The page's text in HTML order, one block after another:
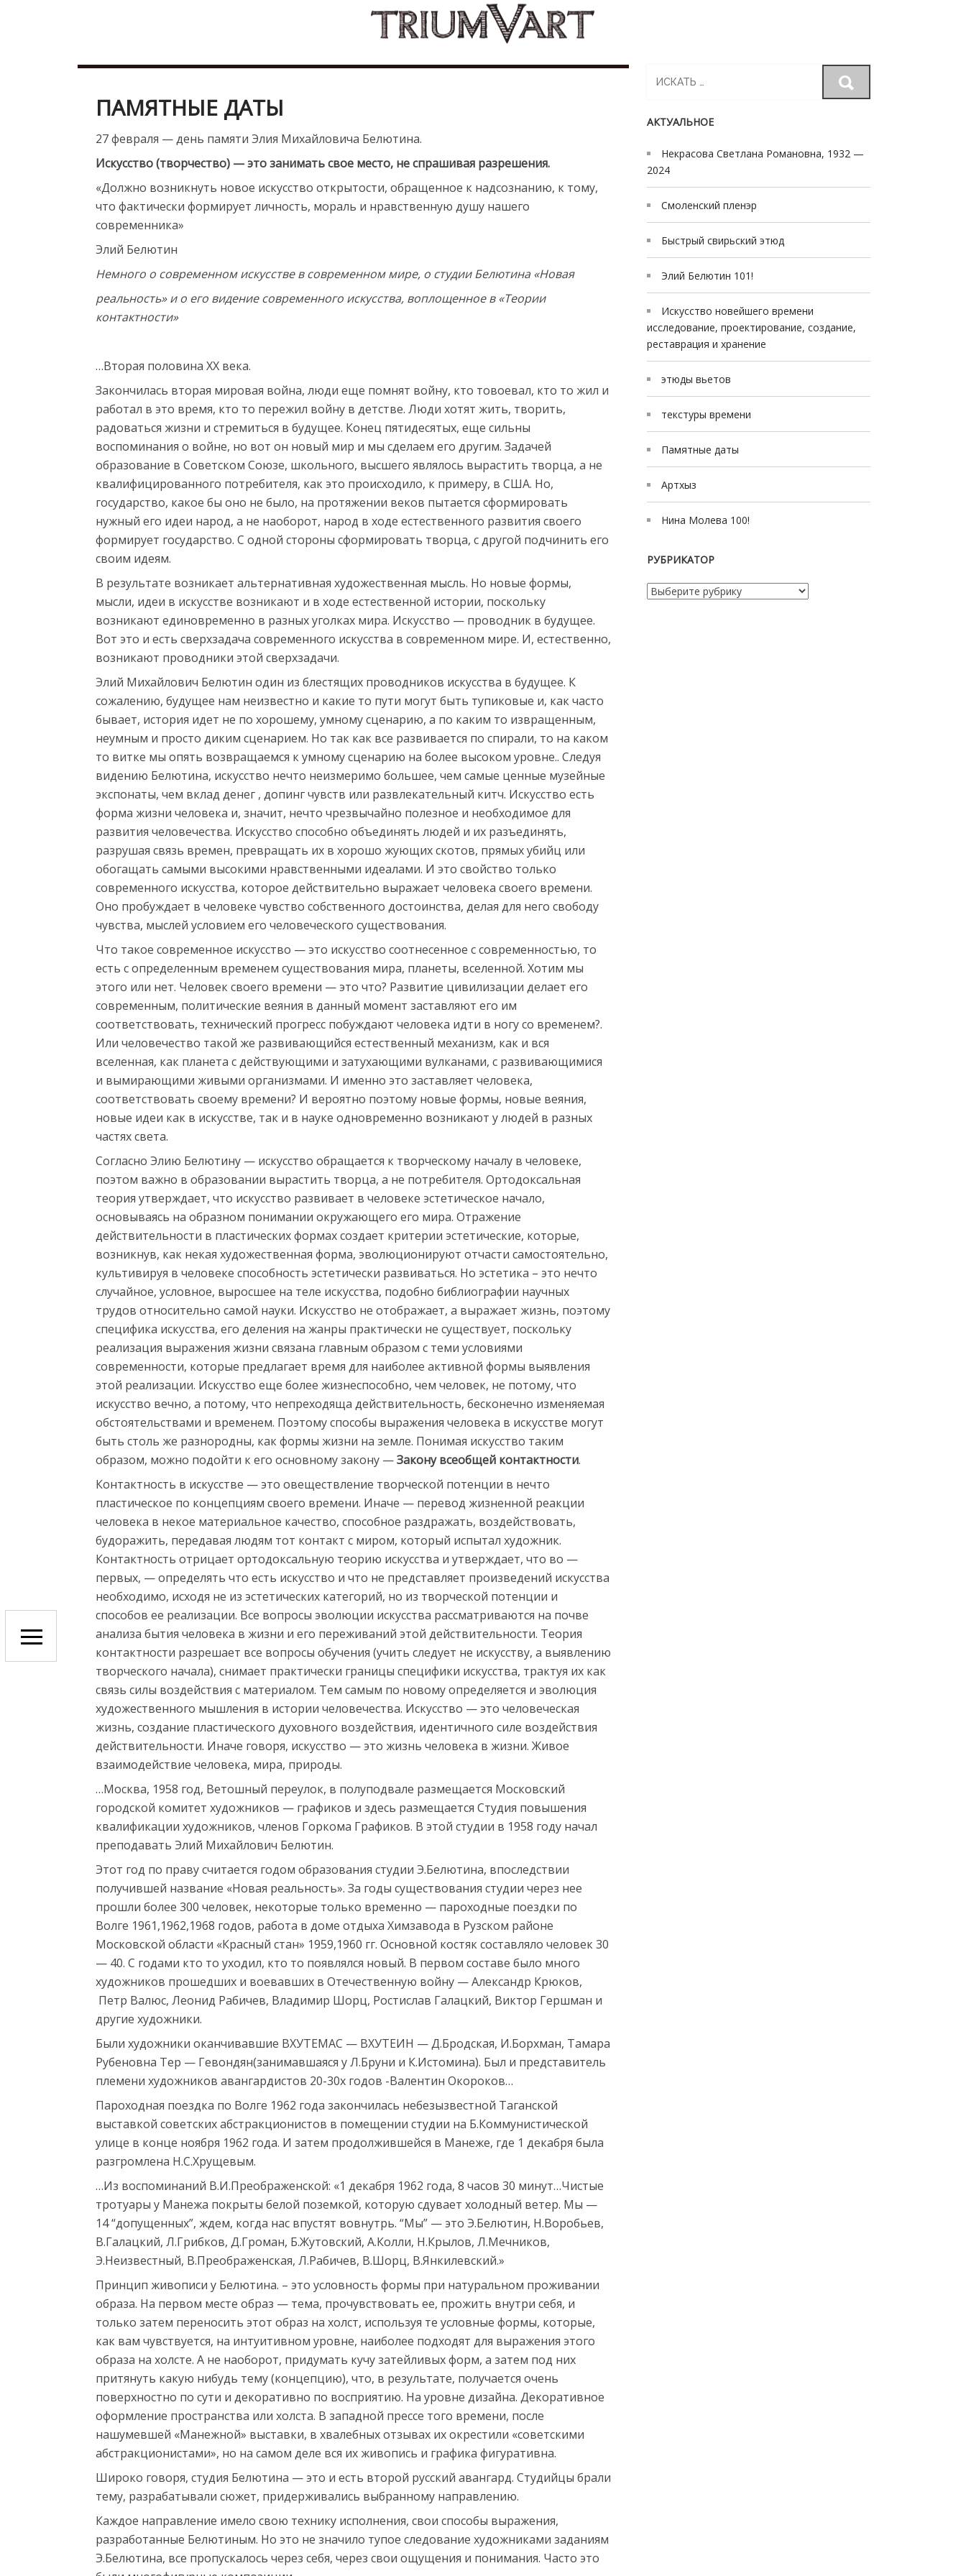
ПАМЯТНЫЕ ДАТЫ
27 февраля — день памяти Элия Михайловича Белютина.
Искусство (творчество) — это занимать свое место, не спрашивая разрешения.
«Должно возникнуть новое искусство открытости, обращенное к надсознанию, к тому,
что фактически формирует личность, мораль и нравственную душу нашего
современника»
Элий Белютин
Немного о современном искусстве в современном мире, о студии Белютина «Новая
реальность» и о его видение современного искусства, воплощенное в «Теории
контактности»
…Вторая половина ХХ века.
Закончилась вторая мировая война, люди еще помнят войну, кто товоевал, кто то жил и
работал в это время, кто то пережил войну в детстве. Люди хотят жить, творить,
радоваться жизни и стремиться в будущее. Конец пятидесятых, еще сильны
воспоминания о войне, но вот он новый мир и мы сделаем его другим. Задачей
образование в Советском Союзе, школьного, высшего являлось вырастить творца, а не
квалифицированного потребителя, как это происходило, к примеру, в США. Но,
государство, какое бы оно не было, на протяжении веков пытается сформировать
нужный его идеи народ, а не наоборот, народ в ходе естественного развития своего
формирует государство. С одной стороны сформировать творца, с другой подчинить его
своим идеям.
В результате возникает альтернативная художественная мысль. Но новые формы,
мысли, идеи в искусстве возникают и в ходе естественной истории, поскольку
возникают единовременно в разных уголках мира. Искусство — проводник в будущее.
Вот это и есть сверхзадача современного искусства в современном мире. И, естественно,
возникают проводники этой сверхзадачи.
Элий Михайлович Белютин один из блестящих проводников искусства в будущее. К
сожалению, будущее нам неизвестно и какие то пути могут быть тупиковые и, как часто
бывает, история идет не по хорошему, умному сценарию, а по каким то извращенным,
неумным и просто диким сценарием. Но так как все развивается по спирали, то на каком
то витке мы опять возвращаемся к умному сценарию на более высоком уровне.. Следуя
видению Белютина, искусство нечто неизмеримо большее, чем самые ценные музейные
экспонаты, чем вклад денег , допинг чувств или развлекательный китч. Искусство есть
форма жизни человека и, значит, нечто чрезвычайно полезное и необходимое для
развития человечества. Искусство способно объединять людей и их разъединять,
разрушая связь времен, превращать их в хорошо жующих скотов, прямых убийц или
обогащать самыми высокими нравственными идеалами. И это свойство только
современного искусства, которое действительно выражает человека своего времени.
Оно пробуждает в человеке чувство собственного достоинства, делая для него свободу
чувства, мыслей условием его человеческого существования.
Что такое современное искусство — это искусство соотнесенное с современностью, то
есть с определенным временем существования мира, планеты, вселенной. Хотим мы
этого или нет. Человек своего времени — это что? Развитие цивилизации делает его
современным, политические веяния в данный момент заставляют его им
соответствовать, технический прогресс побуждают человека идти в ногу со временем?.
Или человечество такой же развивающийся естественный механизм, как и вся
вселенная, как планета с действующими и затухающими вулканами, с развивающимися
и вымирающими живыми организмами. И именно это заставляет человека,
соответствовать своему времени? И вероятно поэтому новые формы, новые веяния,
новые идеи как в искусстве, так и в науке одновременно возникают у людей в разных
частях света.
Согласно Элию Белютину — искусство обращается к творческому началу в человеке,
поэтом важно в образовании вырастить творца, а не потребителя. Ортодоксальная
теория утверждает, что искусство развивает в человеке эстетическое начало,
основываясь на образном понимании окружающего его мира. Отражение
действительности в пластических формах создает критерии эстетические, которые,
возникнув, как некая художественная форма, эволюционируют отчасти самостоятельно,
культивируя в человеке способность эстетически развиваться. Но эстетика – это нечто
случайное, условное, выросшее на теле искусства, подобно библиографии научных
трудов относительно самой науки. Искусство не отображает, а выражает жизнь, поэтому
специфика искусства, его деления на жанры практически не существует, поскольку
реализация выражения жизни связана главным образом с теми условиями
современности, которые предлагает время для наиболее активной формы выявления
этой реализации. Искусство еще более жизнеспособно, чем человек, не потому, что
искусство вечно, а потому, что непреходяща действительность, бесконечно изменяемая
обстоятельствами и временем. Поэтому способы выражения человека в искусстве могут
быть столь же разнородны, как формы жизни на земле. Понимая искусство таким
образом, можно подойти к его основному закону —Закону всеобщей контактности.
Контактность в искусстве — это овеществление творческой потенции в нечто
пластическое по концепциям своего времени. Иначе — перевод жизненной реакции
человека в некое материальное качество, способное раздражать, воздействовать,
будоражить, передавая людям тот контакт с миром, который испытал художник.
Контактность отрицает ортодоксальную теорию искусства и утверждает, что во —
первых, — определять что есть искусство и что не представляет произведений искусства
необходимо, исходя не из эстетических категорий, но из творческой потенции и
способов ее реализации. Все вопросы эволюции искусства рассматриваются на почве
анализа бытия человека в жизни и его переживаний этой действительности. Теория
контактности разрешает все вопросы обучения (учить следует не искусству, а выявлению
творческого начала), снимает практически границы специфики искусства, трактуя их как
связь силы воздействия с материалом. Тем самым по новому определяется и эволюция
художественного мышления в истории человечества. Искусство — это человеческая
жизнь, создание пластического духовного воздействия, идентичного силе воздействия
действительности. Иначе говоря, искусство — это жизнь человека в жизни. Живое
взаимодействие человека, мира, природы.
…Москва, 1958 год, Ветошный переулок, в полуподвале размещается Московский
городской комитет художников — графиков и здесь размещается Студия повышения
квалификации художников, членов Горкома Графиков. В этой студии в 1958 году начал
преподавать Элий Михайлович Белютин.
Этот год по праву считается годом образования студии Э.Белютина, впоследствии
получившей название «Новая реальность». За годы существования студии через нее
прошли более 300 человек, некоторые только временно — пароходные поездки по
Волге 1961,1962,1968 годов, работа в доме отдыха Химзавода в Рузском районе
Московской области «Красный стан» 1959,1960 гг. Основной костяк составляло человек 30
— 40. С годами кто то уходил, кто то появлялся новый. В первом составе было много
художников прошедших и воевавших в Отечественную войну — Александр Крюков,
Петр Валюс, Леонид Рабичев, Владимир Шорц, Ростислав Галацкий, Виктор Гершман и
другие художники.
Были художники оканчивавшие ВХУТЕМАС — ВХУТЕИН — Д.Бродская, И.Борхман, Тамара
Рубеновна Тер — Гевондян(занимавшаяся у Л.Бруни и К.Истомина). Был и представитель
племени художников авангардистов 20-30х годов -Валентин Окороков…
Пароходная поездка по Волге 1962 года закончилась небезызвестной Таганской
выставкой советских абстракционистов в помещении студии на Б.Коммунистической
улице в конце ноября 1962 года. И затем продолжившейся в Манеже, где 1 декабря была
разгромлена Н.С.Хрущевым.
…Из воспоминаний В.И.Преображенской: «1 декабря 1962 года, 8 часов 30 минут…Чистые
тротуары у Манежа покрыты белой поземкой, которую сдувает холодный ветер. Мы —
14 “допущенных”, ждем, когда нас впустят вовнутрь. “Мы” — это Э.Белютин, Н.Воробьев,
В.Галацкий, Л.Грибков, Д.Громан, Б.Жутовский, А.Колли, Н.Крылов, Л.Мечников,
Э.Неизвестный, В.Преображенская, Л.Рабичев, В.Шорц, В.Янкилевский.»
Принцип живописи у Белютина. – это условность формы при натуральном проживании
образа. На первом месте образ — тема, прочувствовать ее, прожить внутри себя, и
только затем переносить этот образ на холст, используя те условные формы, которые,
как вам чувствуется, на интуитивном уровне, наиболее подходят для выражения этого
образа на холсте. А не наоборот, придумать кучу затейливых форм, а затем под них
притянуть какую нибудь тему (концепцию), что, в результате, получается очень
поверхностно по сути и декоративно по восприятию. На уровне дизайна. Декоративное
оформление пространства или холста. В западной прессе того времени, после
нашумевшей «Манежной» выставки, в хвалебных отзывах их окрестили «советскими
абстракционистами», но на самом деле вся их живопись и графика фигуративна.
Широко говоря, студия Белютина — это и есть второй русский авангард. Студийцы брали
тему, разрабатывали сюжет, придерживались выбранному направлению.
Каждое направление имело свою технику исполнения, свои способы выражения,
разработанные Белютиным. Но это не значило тупое следование художниками заданиям
Э.Белютина, все пропускалось через себя, через свои ощущения и понимания. Часто это
Search
АКТУАЛЬНОЕ
Некрасова Светлана Романовна, 1932 —
2024
Смоленский пленэр
Быстрый свирьский этюд
Элий Белютин 101!
Искусство новейшего времени
исследование, проектирование, создание,
реставрация и хранение
этюды вьетов
текстуры времени
Памятные даты
Артхыз
Нина Молева 100!
РУБРИКАТОР
Рубрикатор